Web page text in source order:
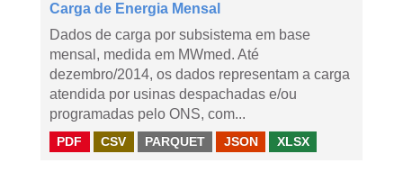
Carga de Energia Mensal
Dados de carga por subsistema em base
mensal, medida em MWmed. Até
dezembro/2014, os dados representam a carga
atendida por usinas despachadas e/ou
programadas pelo ONS, com...
PDF CSV PARQUET JSON XLSX